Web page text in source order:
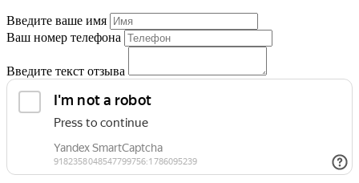
Введите ваше имя
Ваш номер телефона
Введите текст отзыва